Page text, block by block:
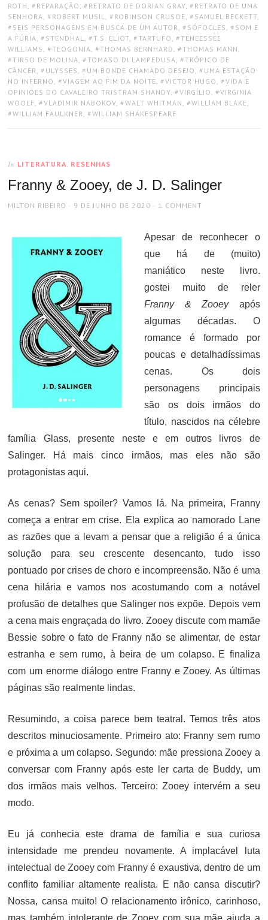
ROTH , REPARAÇÃO , RETRATO DE DORIAN GRAY , RETRATO DE UMA
SENHORA , ROBERT MUSIL , ROBINSON CRUSOE , SAMUEL BECKETT
SEIS PERSONAGENS EM BUSCA DE UM AUTOR , SÓFOCLES , SOM E
A FÚRIA , STENDHAL , T.S. ELIOT , TARTUFO , TENEESSEE
WILLIAMS , TEOGONIA , THOMAS BERNHARD , THOMAS MANN
TIRSO DE MOLINA , TOMASO DI LAMPEDUSA , TRÓPICO DE
CÂNCER , ULYSSES , UM BONDE CHAMADO DESEJO , UMA ESTAÇÃO
NO INFERNO , VIAGEM AO FIM DA NOITE , VICTOR HUGO , VIDA E
OPINIÕES DO CAVALEIRO TRISTRAM SHANDY , VIRGÍLIO , VIRGINIA
WOOLF , VLADIMIR NABOKOV , WALT WHITMAN , WILLIAM BLAKE
WILLIAM FAULKNER , WILLIAM SHAKESPEARE
In LITERATURA RESENHAS
Franny & Zooey, de J. D. Salinger
AUTHOR
MILTON RIBEIRO
POSTED
9 DE JUNHO DE 2020 1 COMMENT
Apesar de reconhecer o
que há de (muito)
maniático neste livro.
gostei muito de reler
Franny & Zooeyapós
algumas décadas. O
romance é formado por
poucas e detalhadíssimas
cenas. Os dois
personagens principais
são os dois irmãos do
título, nascidos na célebre
família Glass, presente neste e em outros livros de
Salinger. Há mais cinco irmãos, mas eles não são
protagonistas aqui.
As cenas? Sem spoiler? Vamos lá. Na primeira, Franny
começa a entrar em crise. Ela explica ao namorado Lane
as razões que a levam a pensar que a religião é a única
solução para seu crescente desencanto, tudo isso
pontuado por crises de choro e incompreensão. Não é uma
cena hilária e vamos nos acostumando com a notável
profusão de detalhes que Salinger nos expõe. Depois vem
a cena mais engraçada do livro. Zooey discute com mamãe
Bessie sobre o fato de Franny não se alimentar, de estar
estranha e sem rumo, à beira de um colapso. E finaliza
com um enorme diálogo entre Franny e Zooey. As últimas
páginas são realmente lindas.
Resumindo, a coisa parece bem teatral. Temos três atos
descritos minuciosamente. Primeiro ato: Franny sem rumo
e próxima a um colapso. Segundo: mãe pressiona Zooey a
conversar com Franny após este ler carta de Buddy, um
dos irmãos mais velhos. Terceiro: Zooey intervém a seu
modo.
Eu já conhecia este drama de família e sua curiosa
intensidade me prendeu novamente. A implacável luta
intelectual de Zooey com Franny é exaustiva, dentro de um
conflito familiar altamente realista. E não cansa discutir?
Nossa, cansa muito! O relacionamento irônico, carinhoso,
mas também intolerante de Zooey com sua mãe ajuda a